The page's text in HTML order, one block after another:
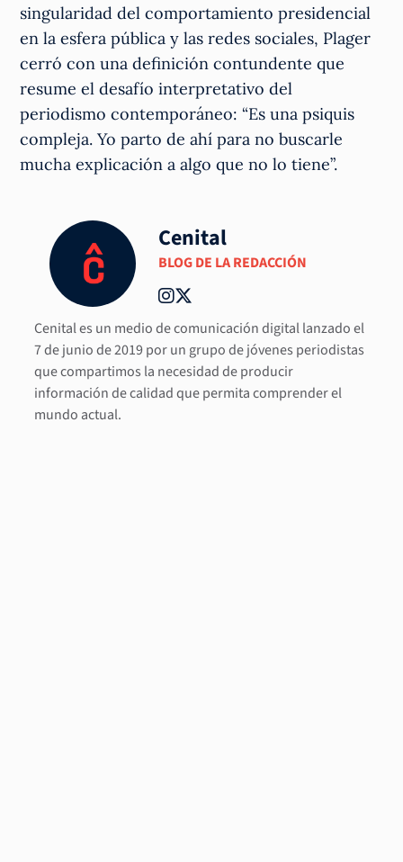
singularidad del comportamiento presidencial
en la esfera pública y las redes sociales, Plager
cerró con una definición contundente que
resume el desafío interpretativo del
periodismo contemporáneo: “Es una psiquis
compleja. Yo parto de ahí para no buscarle
mucha explicación a algo que no lo tiene”.
Cenital
BLOG DE LA REDACCIÓN
Cenital es un medio de comunicación digital lanzado el
7 de junio de 2019 por un grupo de jóvenes periodistas
que compartimos la necesidad de producir
información de calidad que permita comprender el
mundo actual.